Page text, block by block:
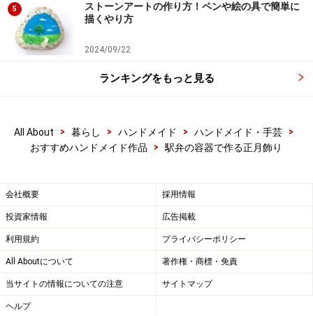
5
ストーンアートの作り方！ペンや絵の具で簡単に
描くやり方
2024/09/22
ランキングをもっと見る
All About > 暮らし > ハンドメイド > ハンドメイド・手芸
>
おすすめハンドメイド作品
> 駅弁の容器で作る正月飾り
会社概要 採用情報
投資家情報 広告掲載
利用規約 プライバシーポリシー
All Aboutについて 著作権・商標・免責
当サイトの情報についての注意 サイトマップ
ヘルプ